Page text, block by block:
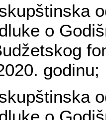
o
godinu;